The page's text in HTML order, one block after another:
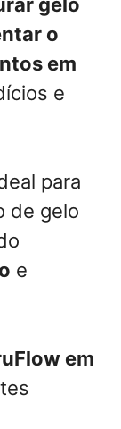
o
em
e
para
de gelo
e
em